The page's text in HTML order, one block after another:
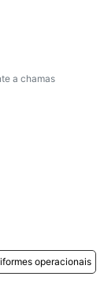
a chamas
operacionais